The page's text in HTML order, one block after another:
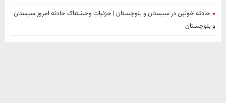
حادثه خونین در سیستان و بلوچستان | جزئیات وحشتناک حادثه امروز سیستان
و بلوچستان